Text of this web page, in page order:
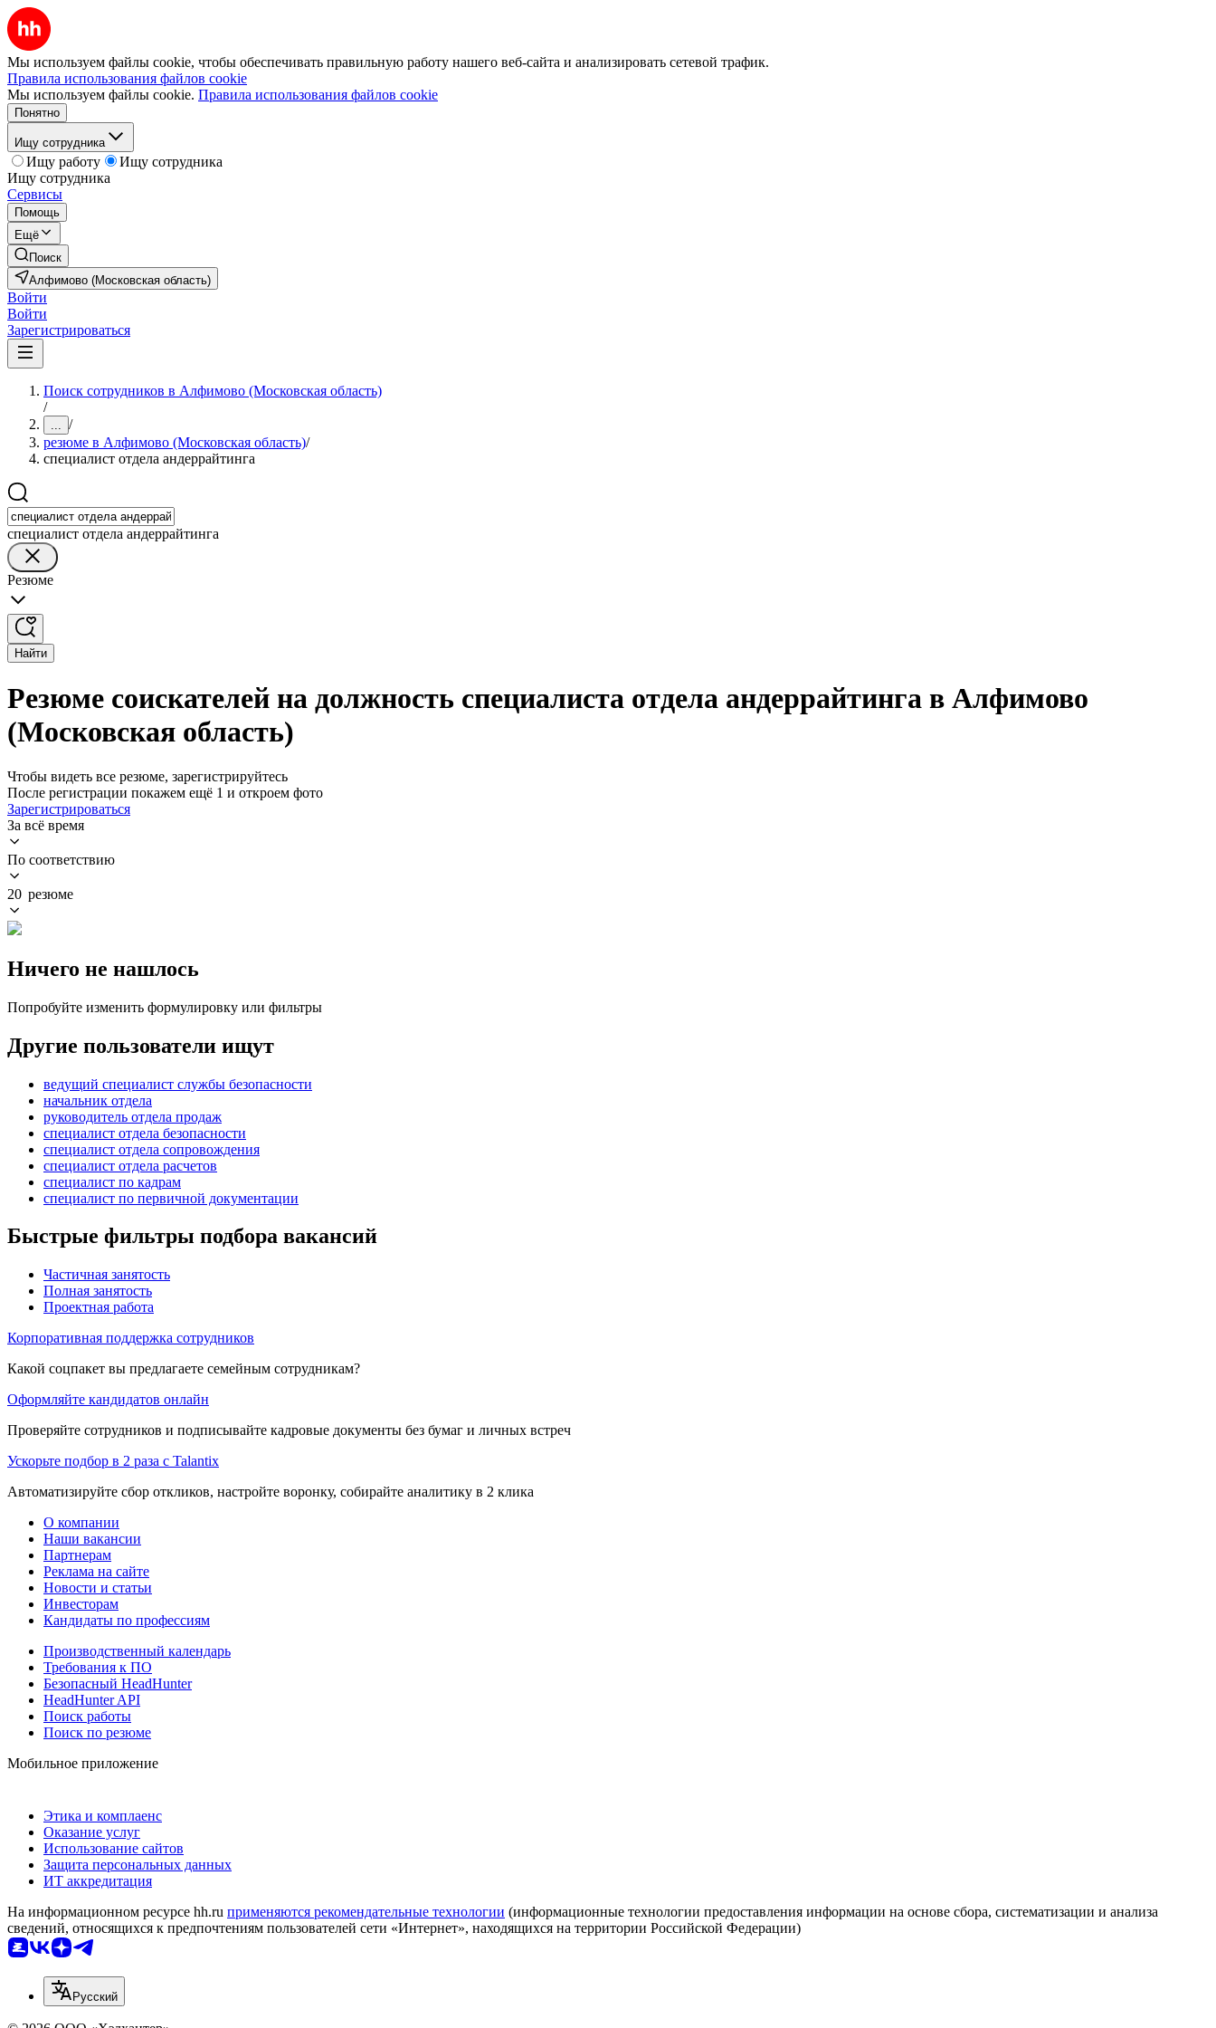
Мы используем файлы cookie, чтобы обеспечивать правильную работу нашего веб-сайта и анализировать сетевой трафик.
Правила использования файлов cookie
Мы используем файлы cookie. Правила использования файлов cookie
Понятно
Ищу сотрудника
Ищу работу
Ищу сотрудника
Ищу сотрудника
Сервисы
Помощь
Ещё
Поиск
Алфимово (Московская область)
Войти
Войти
Зарегистрироваться
Поиск сотрудников в Алфимово (Московская область)
/
... /
резюме в Алфимово (Московская область)/
специалист отдела андеррайтинга
специалист отдела андеррайтинга
Резюме
Найти
Резюме соискателей на должность специалиста отдела андеррайтинга в Алфимово
(Московская область)
Чтобы видеть все резюме, зарегистрируйтесь
После регистрации покажем ещё 1 и откроем фото
Зарегистрироваться
За всё время
По соответствию
20 резюме
Ничего не нашлось
Попробуйте изменить формулировку или фильтры
Другие пользователи ищут
ведущий специалист службы безопасности
начальник отдела
руководитель отдела продаж
специалист отдела безопасности
специалист отдела сопровождения
специалист отдела расчетов
специалист по кадрам
специалист по первичной документации
Быстрые фильтры подбора вакансий
Частичная занятость
Полная занятость
Проектная работа
Корпоративная поддержка сотрудников
Какой соцпакет вы предлагаете семейным сотрудникам?
Оформляйте кандидатов онлайн
Проверяйте сотрудников и подписывайте кадровые документы без бумаг и личных встреч
Ускорьте подбор в 2 раза с Talantix
Автоматизируйте сбор откликов, настройте воронку, собирайте аналитику в 2 клика
О компании
Наши вакансии
Партнерам
Реклама на сайте
Новости и статьи
Инвесторам
Кандидаты по профессиям
Производственный календарь
Требования к ПО
Безопасный HeadHunter
HeadHunter API
Поиск работы
Поиск по резюме
Мобильное приложение
Этика и комплаенс
Оказание услуг
Использование сайтов
Защита персональных данных
ИТ аккредитация
На информационном ресурсе hh.ru применяются рекомендательные технологии (информационные технологии предоставления информации на основе сбора, систематизации и анализа
сведений, относящихся к предпочтениям пользователей сети «Интернет», находящихся на территории Российской Федерации)
Русский